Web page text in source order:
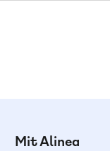
Mit Alinea